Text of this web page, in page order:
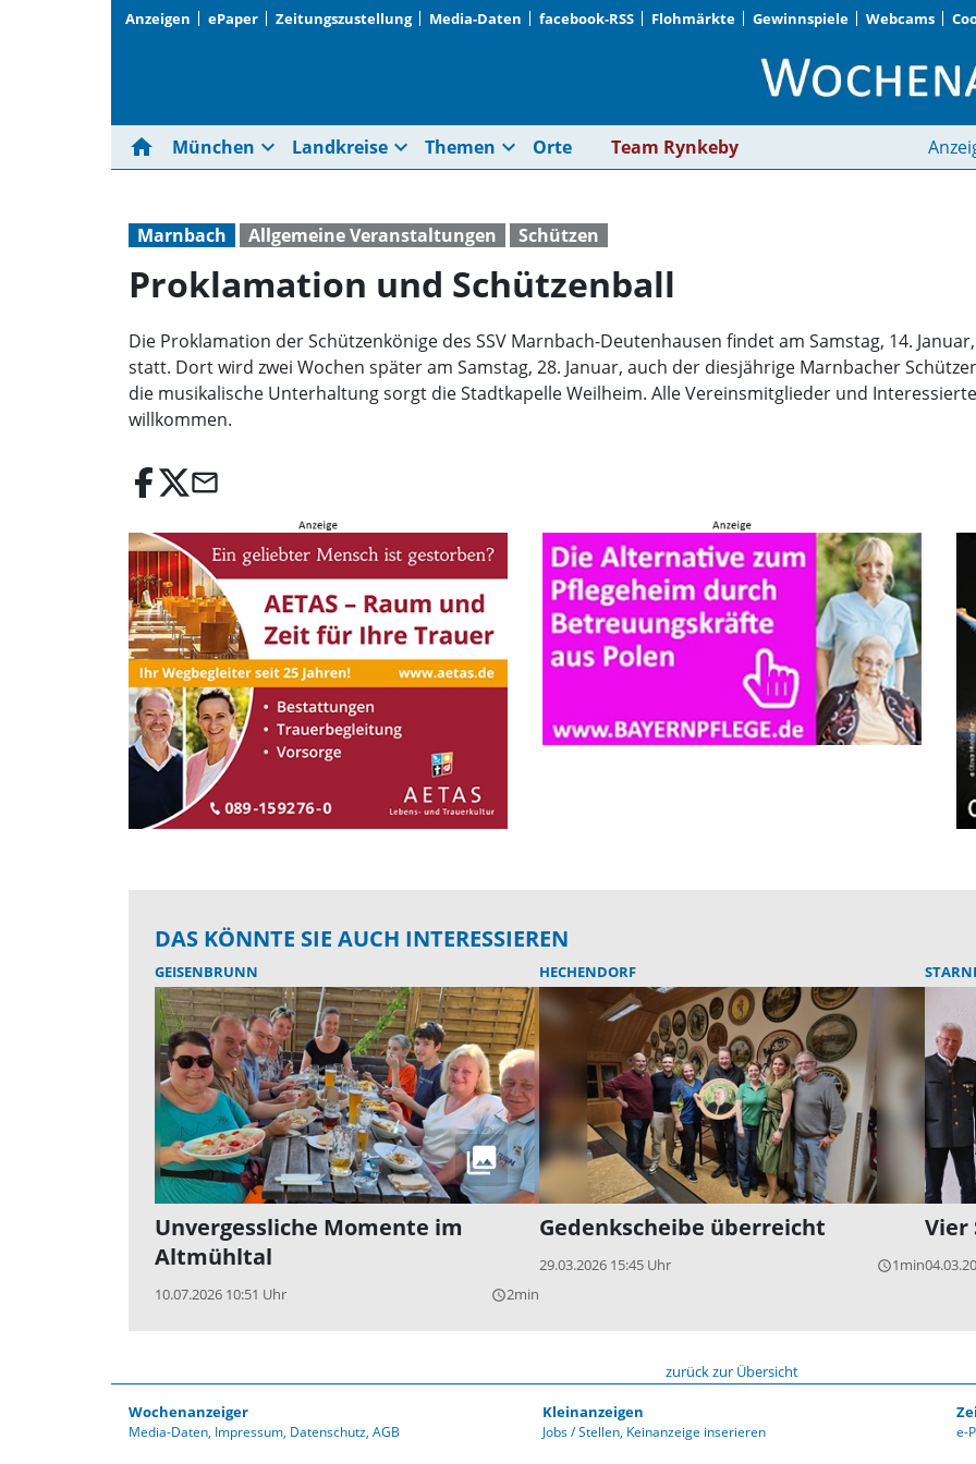
Anzeigen ePaper Zeitungszustellung Media-Daten facebook-RSS Flohmärkte Gewinnspiele Webcams
Proklamation und
home München expand_more Landkreise expand_more Themen expand_more Orte Team Rynkeby
Marnbach Allgemeine Veranstaltungen Schützen
Proklamation und Schützenball
Die Proklamation der Schützenkönige des SSV Marnbach-Deutenhausen findet am Samstag, 14.
statt. Dort wird zwei Wochen später am Samstag, 28. Januar, auch der diesjährige Marnbacher
die musikalische Unterhaltung sorgt die Stadtkapelle Weilheim. Alle Vereinsmitglieder und
willkommen.
email
DAS KÖNNTE SIE AUCH INTERESSIEREN
GEISENBRUNN
Unvergessliche Momente im
Altmühltal
10.07.2026 10:51 Uhr query_builder2min
HECHENDORF
Gedenkscheibe überreicht
29.03.2026 15:45 Uhr query_builder1min
Vier
zurück zur Übersicht
Wochenanzeiger
Media-Daten Impressum Datenschutz AGB
Kleinanzeigen
Jobs / Stellen Keinanzeige inserieren e-